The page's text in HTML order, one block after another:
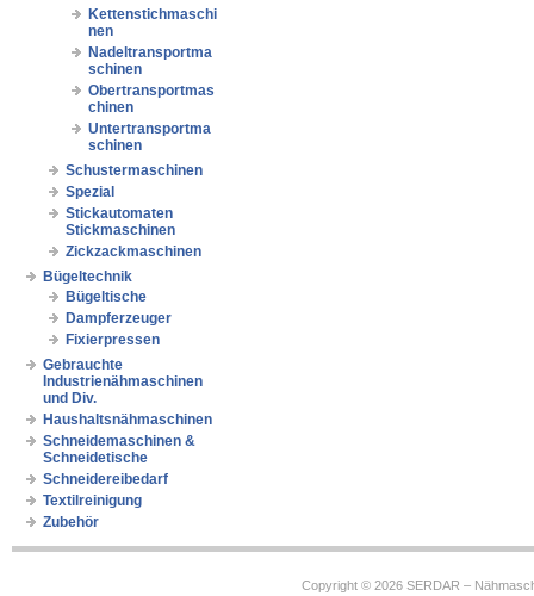
Kettenstichmaschi
nen
Nadeltransportma
schinen
Obertransportmas
chinen
Untertransportma
schinen
Schustermaschinen
Spezial
Stickautomaten
Stickmaschinen
Zickzackmaschinen
Bügeltechnik
Bügeltische
Dampferzeuger
Fixierpressen
Gebrauchte
Industrienähmaschinen
und Div.
Haushaltsnähmaschinen
Schneidemaschinen &
Schneidetische
Schneidereibedarf
Textilreinigung
Zubehör
Copyright © 2026 SERDAR –